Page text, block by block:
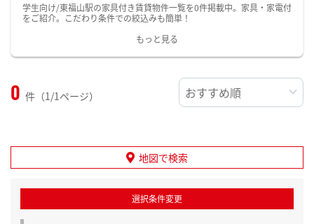
学生向け/東福山駅の家具付き賃貸物件一覧を0件掲載中。家具・家電付
をご紹介。こだわり条件での絞込みも簡単！
もっと見る
0 件（1/1ページ）
地図で検索
選択条件変更